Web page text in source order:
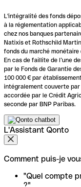
L'intégralité des fonds
à la réglementation
chez nos banques
Natixis et Rothschild
fonds du marché
En cas de faillite de l’une
par le Fonds de Garantie
100 000 € par
intégralement couverte par
accordée par le Crédit
seconde par BNP Paribas.
L'Assistant Qonto
Comment puis-je
"Quel compte